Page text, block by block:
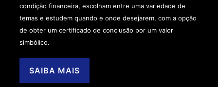
condição financeira, escolham entre uma variedade de
temas e estudem quando e onde desejarem, com a opção
de obter um certificado de conclusão por um valor
simbólico.
SAIBA MAIS